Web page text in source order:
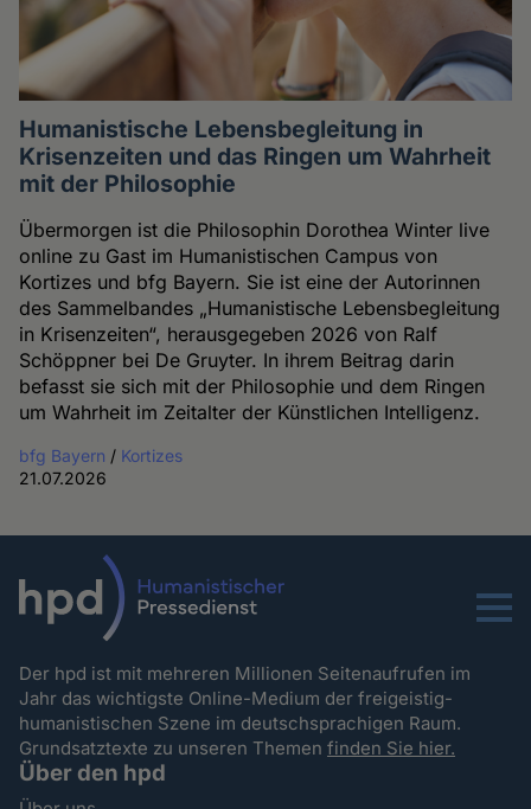
Humanistische Lebensbegleitung in
Krisenzeiten und das Ringen um Wahrheit
mit der Philosophie
Übermorgen ist die Philosophin Dorothea Winter live
online zu Gast im Humanistischen Campus von
Kortizes und bfg Bayern. Sie ist eine der Autorinnen
des Sammelbandes „Humanistische Lebensbegleitung
in Krisenzeiten“, herausgegeben 2026 von Ralf
Schöppner bei De Gruyter. In ihrem Beitrag darin
befasst sie sich mit der Philosophie und dem Ringen
um Wahrheit im Zeitalter der Künstlichen Intelligenz.
bfg Bayern / Kortizes
21.07.2026
Menu
Der hpd ist mit mehreren Millionen Seitenaufrufen im
Jahr das wichtigste Online-Medium der freigeistig-
humanistischen Szene im deutschsprachigen Raum.
Grundsatztexte zu unseren Themenfinden Sie hier.
Über den hpd